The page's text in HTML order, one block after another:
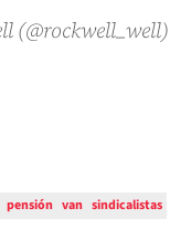
(@rockwell_well)
pensión van sindicalistas